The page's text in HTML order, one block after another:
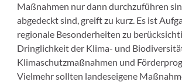
Maßnahmen nur dann durchzuführen
abgedeckt sind, greift zu kurz. Es ist
regionale Besonderheiten zu
Dringlichkeit der Klima- und
Klimaschutzmaßnahmen und
Vielmehr sollten landeseigene